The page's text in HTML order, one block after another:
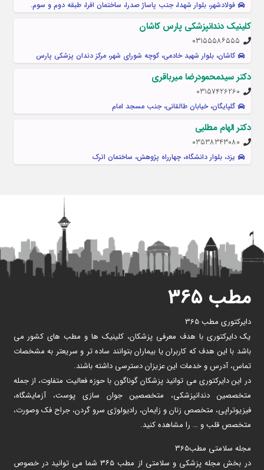
فولادشهر، بلوار شهدا، جنب پاساژ صدرا، ساختمان افرا، طبقه دوم و سوم.
کلینیک دندانپزشکی پارس کاشان
۰۳۱۵۵۵۸۶۵۵۵
کاشان، بلوار شهید خادمی، کوچه شورای شهر، مرکز دندان پزشکی پارس
دکتر سیدمحمودرضا میرباقری
03157426260
گلپایگان، خیابان طالقانی، جنب مسجد امام
دکتر الهام مطلبی
03538343080
یزد، بلوار دانشگاه، چهارراه پژوهش، ساختمان اترک
مطب ۳۶۵
دایرکتوری مطب 365
یک دایرکتوری با هدف معرفی پزشکان، کلینیک ها و مطب های کشور می
باشد با این هدف که کاربران یا بیماران بتوانند ساده تر و سریعتر به مشخصات
تماس، آدرس و خدمات این عزیزان دسترسی داشته باشند.
در این دایرکتوری می توانید پزشکان گوناگون با حوزه فعالیت متفاوت، از جمله
متخصصین دندانپزشکی، متخصصین جوان سازی پوست، آزمایشگاه،
فیزیوتراپی، متخصص زنان و زایمان، رادیولوژی سرو گردن، جراح فک وصورت،
متخصص قلب و … را مشاهده کنید.
مجله سلامتی مطب365
در بخش مجله پزشکی و سلامتی از مطب ۳۶۵ شما می توانید در خصوص